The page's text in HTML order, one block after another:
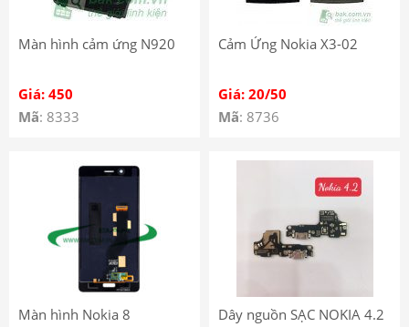
Màn hình cảm ứng N920
Giá: 450
Mã: 8333
Cảm Ứng Nokia X3-02
Giá: 20/50
Mã: 8736
Màn hình Nokia 8 Dây nguồn SẠC NOKIA 4.2